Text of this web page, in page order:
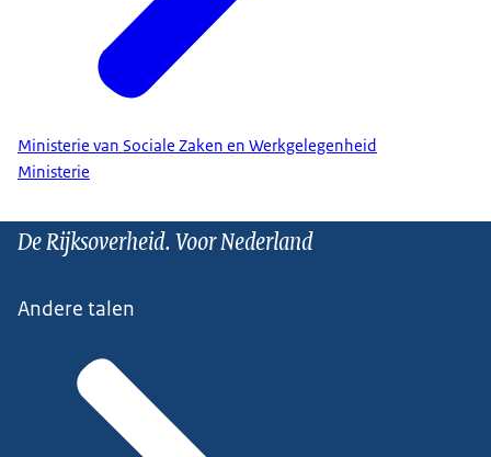
Ministerie van Sociale Zaken en Werkgelegenheid
Ministerie
De Rijksoverheid. Voor Nederland
Andere talen